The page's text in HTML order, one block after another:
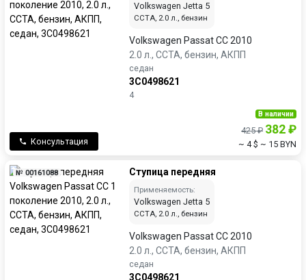
Volkswagen Jetta 5
CCTA, 2.0 л., бензин
Volkswagen Passat CC 2010
2.0 л., CCTA, бензин, АКПП
седан
3C0498621
4
Консультация
В наличии
425 ₽ 382 ₽
~ 4 $ ~ 15 BYN
№ 00161088 Ступица передняя
Применяемость:
Volkswagen Jetta 5
CCTA, 2.0 л., бензин
Volkswagen Passat CC 2010
2.0 л., CCTA, бензин, АКПП
седан
3C0498621